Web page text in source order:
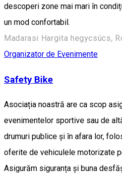
descoperi zone mai mari în
un mod confortabil.
Madarasi Hargita hegycsúcs,
Organizator de Evenimente
Safety Bike
Asociația noastră are ca scop
evenimentelor sportive sau de
drumuri publice și în afara lor,
oferite de vehiculele motorizate
Asigurăm siguranța și buna